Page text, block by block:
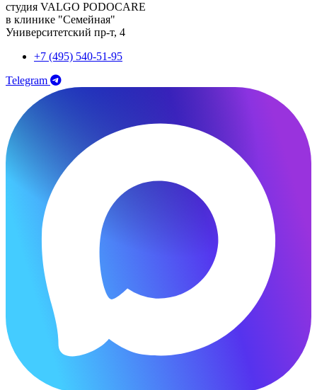
студия VALGO PODOCARE
в клинике "Семейная"
Университетский пр-т, 4
+7 (495) 540-51-95
Telegram